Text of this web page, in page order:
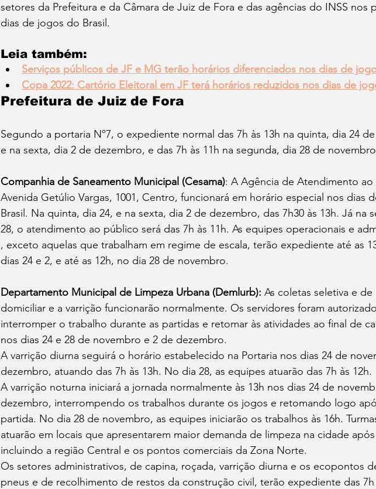
setores da Prefeitura e da Câmara de Juiz de Fora e das agências do INSS nos
dias de jogos do Brasil.
Leia também:
Serviços públicos de JF e MG terão horários diferenciados nos dias de
Copa 2022: Cartório Eleitoral em JF terá horários reduzidos nos dias de
Prefeitura de Juiz de Fora
Segundo a portaria Nº7, o expediente normal das 7h às 13h na quinta, dia 24
e na sexta, dia 2 de dezembro, e das 7h às 11h na segunda, dia 28 de
Companhia de Saneamento Municipal (Cesama): A Agência de Atendimento
Avenida Getúlio Vargas, 1001, Centro, funcionará em horário especial nos dias
Brasil. Na quinta, dia 24, e na sexta, dia 2 de dezembro, das 7h30 às 13h. Já na
28, o atendimento ao público será das 7h às 11h. As equipes operacionais e
, exceto aquelas que trabalham em regime de escala, terão expediente até as
dias 24 e 2, e até as 12h, no dia 28 de novembro.
Departamento Municipal de Limpeza Urbana (Demlurb): As coletas seletiva e de
domiciliar e a varrição funcionarão normalmente. Os servidores foram
interromper o trabalho durante as partidas e retomar às atividades ao final de
nos dias 24 e 28 de novembro e 2 de dezembro.
A varrição diurna seguirá o horário estabelecido na Portaria nos dias 24 de
dezembro, atuando das 7h às 13h. No dia 28, as equipes atuarão das 7h às 12h.
A varrição noturna iniciará a jornada normalmente às 13h nos dias 24 de
dezembro, interrompendo os trabalhos durante os jogos e retomando logo
partida. No dia 28 de novembro, as equipes iniciarão os trabalhos às 16h.
atuarão em locais que apresentarem maior demanda de limpeza na cidade
incluindo a região Central e os pontos comerciais da Zona Norte.
Os setores administrativos, de capina, roçada, varrição diurna e os ecopontos
pneus e de recolhimento de restos da construção civil, terão expediente das 7h